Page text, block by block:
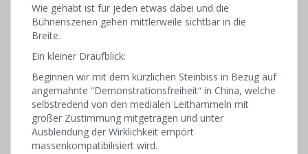
Wie gehabt ist für jeden etwas dabei und die
Bühnenszenen gehen mittlerweile sichtbar in die
Breite.
Ein kleiner Draufblick:
Beginnen wir mit dem kürzlichen Steinbiss in Bezug auf
angemahnte “Demonstrationsfreiheit“ in China, welche
selbstredend von den medialen Leithammeln mit
großer Zustimmung mitgetragen und unter
Ausblendung der Wirklichkeit empört
massenkompatibilisiert wird.